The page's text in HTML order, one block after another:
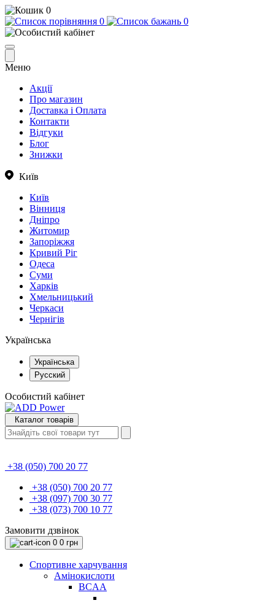
0
0
0
Меню
Акції
Про магазин
Доставка і Оплата
Контакти
Відгуки
Блог
Знижки
Київ
Київ
Вінниця
Дніпро
Житомир
Запоріжжя
Кривий Ріг
Одеса
Суми
Харків
Хмельницький
Черкаси
Чернігів
Українська
Українська
Русский
Особистий кабінет
Каталог товарів
+38 (050) 700 20 77
+38 (050) 700 20 77
+38 (097) 700 30 77
+38 (073) 700 10 77
Замовити дзвінок
0 0 грн
Спортивне харчування
Амінокислоти
BCAA